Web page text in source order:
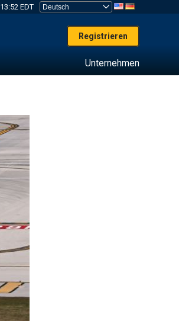
13:52 EDT
Registrieren
Unternehmen